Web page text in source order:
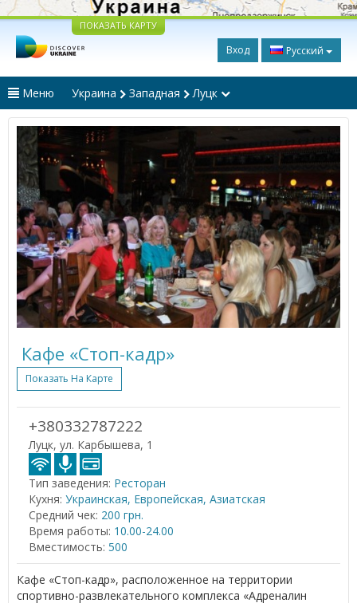
ПОКАЗАТЬ КАРТУ
Вход Русский
Меню Украина Западная Луцк
Кафе «Стоп-кадр»
Показать На Карте
+380332787222
Луцк, ул. Карбышева, 1
Тип заведения: Ресторан
Кухня: Украинская, Европейская, Азиатская
Средний чек: 200 грн.
Время работы: 10.00-24.00
Вместимость: 500
Кафе «Стоп-кадр», расположенное на территории
спортивно-развлекательного комплекса «Адреналин